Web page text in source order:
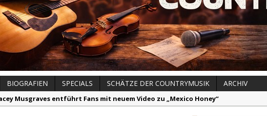
BIOGRAFIEN SPECIALS SCHÄTZE DER COUNTRYMUSIK
ARCHIV
Musgraves entführt Fans mit neuem Video zu „Mexico Honey“
Faith mit brandneuem Musikvideo zu „Pearl Handled Pistol“